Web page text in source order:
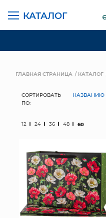
КАТАЛОГ
ГРУНТЫ
ГЛАВНАЯ СТРАНИЦА КАТАЛОГ
СОРТИРОВАТЬ
ПО:
НАЗВАНИЮ
12 24 36 48 60